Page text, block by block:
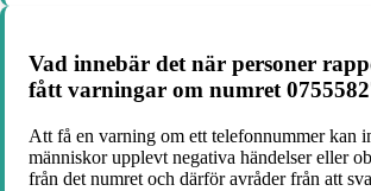
Vad innebär det när personer
fått varningar om numret
Att få en varning om ett telefonnummer kan
människor upplevt negativa händelser eller
från det numret och därför avråder från att